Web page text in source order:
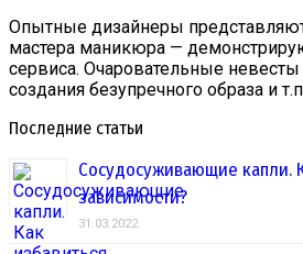
Опытные дизайнеры
мастера маникюра —
сервиса. Очаровательные
создания безупречного образа и
Последние статьи
Сосудосуживающие капли.
зависимости?
31.03.2022